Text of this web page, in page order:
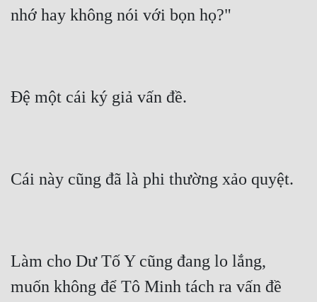
nhớ hay không nói với bọn họ?"
Đệ một cái ký giả vấn đề.
Cái này cũng đã là phi thường xảo quyệt.
Làm cho Dư Tố Y cũng đang lo lắng,
muốn không để Tô Minh tách ra vấn đề